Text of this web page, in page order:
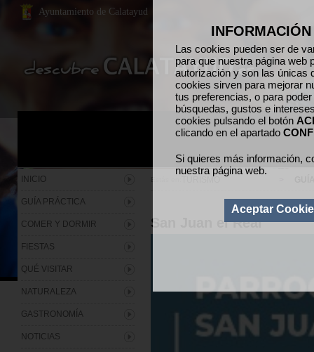
Las cookies pueden ser de
para que nuestra página web
autorización y son las únicas
cookies sirven para mejorar
tus preferencias, o para
búsquedas, gustos e
cookies pulsando el botón
clicando en el apartado
Si quieres más información,
nuestra página web.
Aceptar
San Juan el Real
INICIO
GUÍA PRÁCTICA
COMER Y DORMIR
FIESTAS
QUÉ VISITAR
NATURALEZA
GASTRONOMÍA
NOTICIAS
Ayuntamiento de Calatayud